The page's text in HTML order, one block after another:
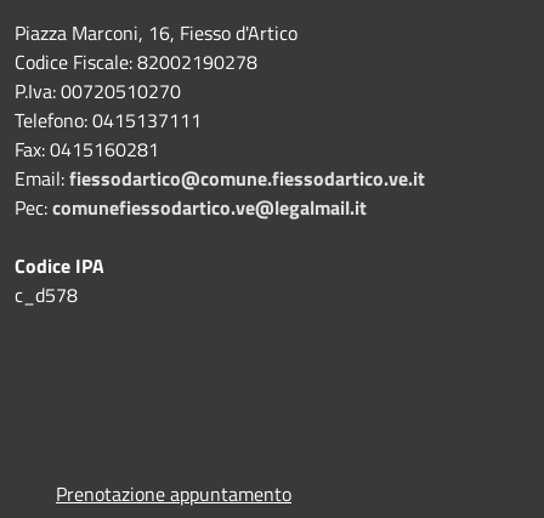
Piazza Marconi, 16, Fiesso d'Artico
Codice Fiscale: 82002190278
P.Iva: 00720510270
Telefono:0415137111
Fax:0415160281
Email:fiessodartico@comune.fiessodartico.ve.it
Pec:comunefiessodartico.ve@legalmail.it
Codice IPA
c_d578
Prenotazione appuntamento